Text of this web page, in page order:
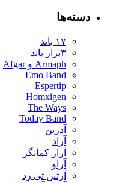
دسته‌ها
۱۷ باند
۳برار باند
Armaph و Afgar
Emo Band
Espertip
Homxigen
The Ways
Today Band
آدرین
آراد
آراز کمانگر
آراو
آرتین تی زد